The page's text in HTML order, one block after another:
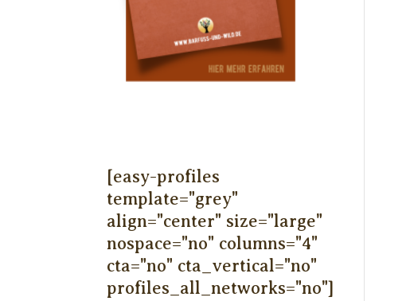
[easy-profiles
template="grey"
align="center" size="large"
nospace="no" columns="4"
cta="no" cta_vertical="no"
profiles_all_networks="no"]